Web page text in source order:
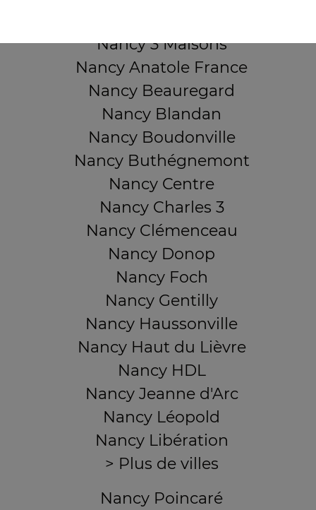
Nancy 3 Maisons
Nancy Anatole France
Nancy Beauregard
Nancy Blandan
Nancy Boudonville
Nancy Buthégnemont
Nancy Centre
Nancy Charles 3
Nancy Clémenceau
Nancy Donop
Nancy Foch
Nancy Gentilly
Nancy Haussonville
Nancy Haut du Lièvre
Nancy HDL
Nancy Jeanne d'Arc
Nancy Léopold
Nancy Libération
> Plus de villes
Nancy Poincaré